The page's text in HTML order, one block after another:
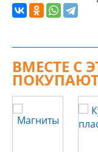
ВМЕСТЕ С